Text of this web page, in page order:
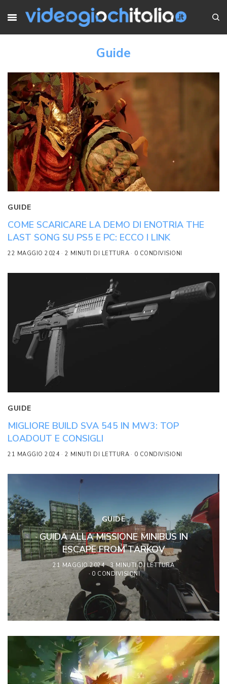
Guide
GUIDE
COME SCARICARE LA DEMO DI ENOTRIA THE
LAST SONG SU PS5 E PC: ECCO I LINK
22 MAGGIO 2024 2 MINUTI DI LETTURA 0 CONDIVISIONI
GUIDE
MIGLIORE BUILD SVA 545 IN MW3: TOP
LOADOUT E CONSIGLI
21 MAGGIO 2024 2 MINUTI DI LETTURA 0 CONDIVISIONI
GUIDE
GUIDA ALLA MISSIONE MINIBUS IN
ESCAPE FROM TARKOV
21 MAGGIO 2024
3 MINUTI DI LETTURA
0 CONDIVISIONI